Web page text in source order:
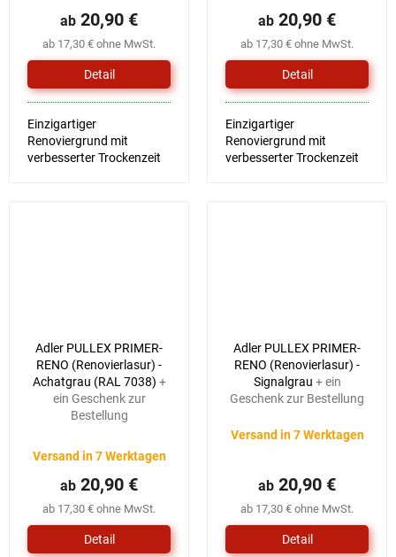
ab 17,30 € ohne MwSt.
ab 20,90 €
Detail
Einzigartiger
Renoviergrund mit
verbesserter Trockenzeit
ab 17,30 € ohne MwSt.
ab 20,90 €
Detail
Einzigartiger
Renoviergrund mit
verbesserter Trockenzeit
Adler PULLEX PRIMER-
RENO (Renovierlasur) -
Achatgrau (RAL 7038) +
ein Geschenk zur
Bestellung
Versand in 7 Werktagen
ab 17,30 € ohne MwSt.
ab 20,90 €
Detail
Adler PULLEX PRIMER-
RENO (Renovierlasur) -
Signalgrau + ein
Geschenk zur Bestellung
Versand in 7 Werktagen
ab 17,30 € ohne MwSt.
ab 20,90 €
Detail